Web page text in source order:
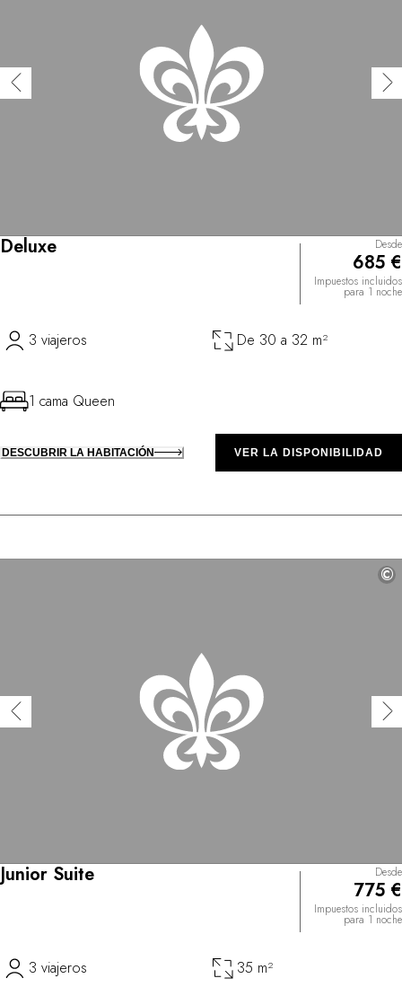
Deluxe Desde
685 €
Impuestos incluidos
para 1 noche
3 viajeros De 30 a 32 m²
1 cama Queen
DESCUBRIR LA HABITACIÓN VER LA DISPONIBILIDAD
©
Junior Suite Desde
775 €
Impuestos incluidos
para 1 noche
3 viajeros 35 m²